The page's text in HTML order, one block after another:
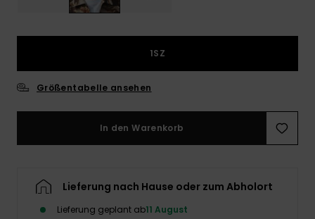
1SZ
Größentabelle ansehen
In den Warenkorb
Lieferung nach Hause oder zum Abholort
Lieferung geplant ab11 August